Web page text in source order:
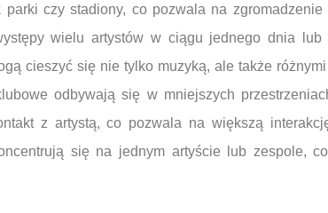
czy stadiony, co pozwala na
wielu artystów w ciągu jednego dnia lub
cieszyć się nie tylko muzyką, ale także
odbywają się w mniejszych
z artystą, co pozwala na większą
się na jednym artyście lub zespole,